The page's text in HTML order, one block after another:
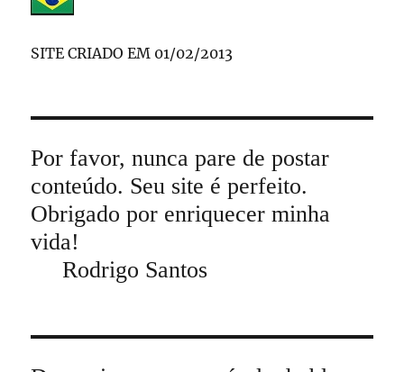
SITE CRIADO EM 01/02/2013
Por favor, nunca pare de postar
conteúdo. Seu site é perfeito.
Obrigado por enriquecer minha
vida!
Rodrigo Santos